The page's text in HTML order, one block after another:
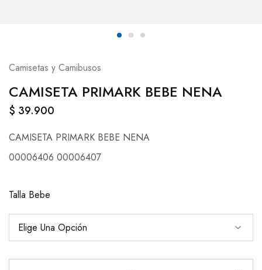
Camisetas y Camibusos
CAMISETA PRIMARK BEBE NENA
$ 39.900
CAMISETA PRIMARK BEBE NENA
00006406 00006407
Talla Bebe